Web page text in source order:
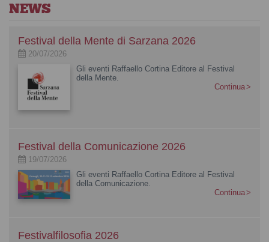
NEWS
Festival della Mente di Sarzana 2026
20/07/2026
Gli eventi Raffaello Cortina Editore al Festival
della Mente.
Continua
Festival della Comunicazione 2026
19/07/2026
Gli eventi Raffaello Cortina Editore al Festival
della Comunicazione.
Continua
Festivalfilosofia 2026